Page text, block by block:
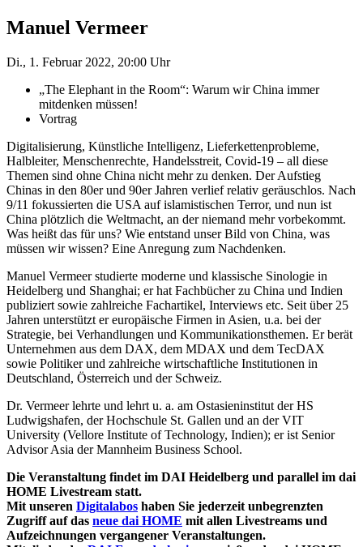
Manuel Vermeer
Di., 1. Februar 2022, 20:00 Uhr
„The Elephant in the Room“: Warum wir China immer
mitdenken müssen!
Vortrag
Digitalisierung, Künstliche Intelligenz, Lieferkettenprobleme,
Halbleiter, Menschenrechte, Handelsstreit, Covid-19 – all diese
Themen sind ohne China nicht mehr zu denken. Der Aufstieg
Chinas in den 80er und 90er Jahren verlief relativ geräuschlos. Nach
9/11 fokussierten die USA auf islamistischen Terror, und nun ist
China plötzlich die Weltmacht, an der niemand mehr vorbekommt.
Was heißt das für uns? Wie entstand unser Bild von China, was
müssen wir wissen? Eine Anregung zum Nachdenken.
Manuel Vermeer studierte moderne und klassische Sinologie in
Heidelberg und Shanghai; er hat Fachbücher zu China und Indien
publiziert sowie zahlreiche Fachartikel, Interviews etc. Seit über 25
Jahren unterstützt er europäische Firmen in Asien, u.a. bei der
Strategie, bei Verhandlungen und Kommunikationsthemen. Er berät
Unternehmen aus dem DAX, dem MDAX und dem TecDAX
sowie Politiker und zahlreiche wirtschaftliche Institutionen in
Deutschland, Österreich und der Schweiz.
Dr. Vermeer lehrte und lehrt u. a. am Ostasieninstitut der HS
Ludwigshafen, der Hochschule St. Gallen und an der VIT
University (Vellore Institute of Technology, Indien); er ist Senior
Advisor Asia der Mannheim Business School.
Die Veranstaltung findet im DAI Heidelberg und parallel im dai
HOME Livestream statt.
Mit unseren Digitalabos haben Sie jederzeit unbegrenzten
Zugriff auf das neue dai HOME mit allen Livestreams und
Aufzeichnungen vergangener Veranstaltungen.